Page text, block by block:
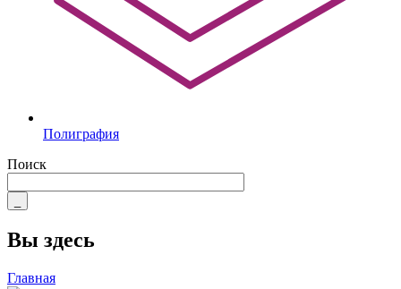
Полиграфия
Поиск
Вы здесь
Главная